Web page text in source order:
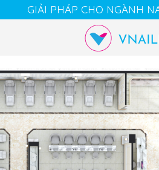
GIẢI PHÁP CHO NGÀNH
Cart Chat